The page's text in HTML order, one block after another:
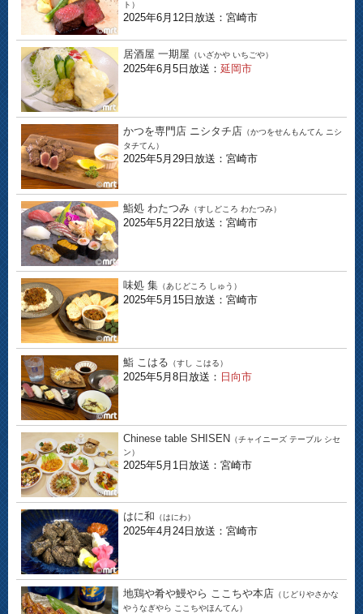
ト）
2025年6月12日放送：宮崎市
居酒屋 一期屋 （いざかや いちごや）
2025年6月5日放送： 延岡市
かつを専門店 ニシタチ店 （かつをせんもんてん ニシ
タチてん）
2025年5月29日放送：宮崎市
鮨処 わたつみ （すしどころ わたつみ）
2025年5月22日放送：宮崎市
味処 集 （あじどころ しゅう）
2025年5月15日放送：宮崎市
鮨 こはる （すし こはる）
2025年5月8日放送： 日向市
Chinese table SHISEN （チャイニーズ テーブル シセ
ン）
2025年5月1日放送：宮崎市
はに和 （はにわ）
2025年4月24日放送：宮崎市
地鶏や肴や鰻やら ここちや本店 （じどりやさかな
やうなぎやら ここちやほんてん）